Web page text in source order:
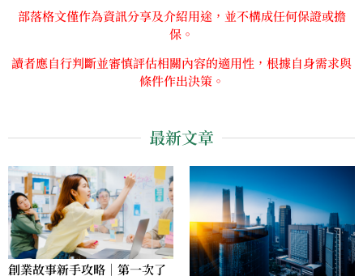
部落格文僅作為資訊分享及介紹用途，並不構成任何保證或擔
保。
讀者應自行判斷並審慎評估相關內容的適用性，根據自身需求與
條件作出決策。
最新文章
創業故事新手攻略｜第一次了